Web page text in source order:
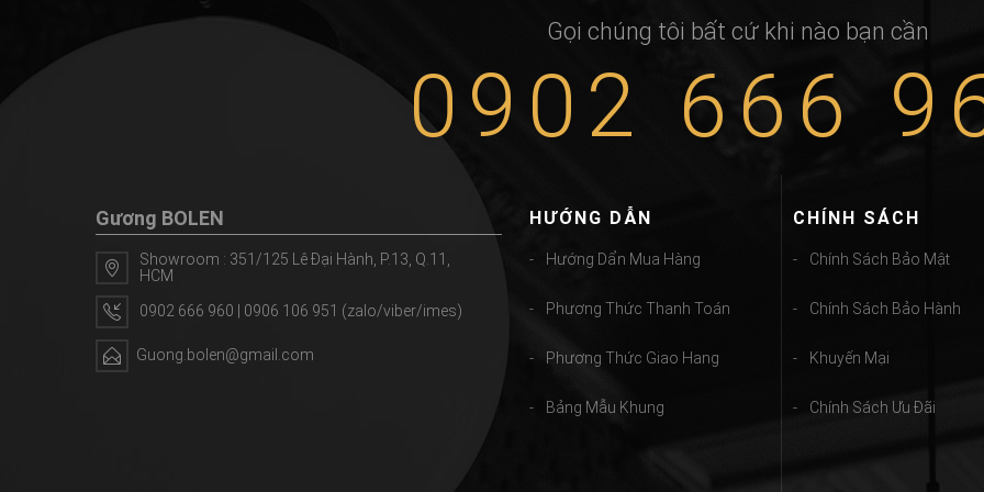
Gọi chúng tôi bất cứ khi nào bạn cần
0902 666
Gương BOLEN
Showroom : 351/125 Lê Đại Hành, P.13, Q.11,
HCM
0902 666 960 | 0906 106 951 (zalo/viber/imes)
Guong.bolen@gmail.com
HƯỚNG DẪN
Hướng Dẩn Mua Hàng
Phương Thức Thanh Toán
Phương Thức Giao Hang
Bảng Mẫu Khung
CHÍNH SÁCH
Chính Sách Bảo Mật
Chính Sách Bảo Hành
Khuyến Mại
Chính Sách Ưu Đãi